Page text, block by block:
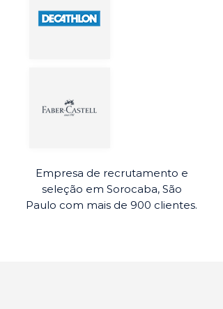
Empresa de recrutamento e
seleção em Sorocaba, São
Paulo com mais de 900 clientes.